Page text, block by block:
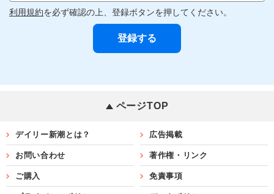
利用規約を必ず確認の上、登録ボタンを押してください。
ページTOP
デイリー新潮とは？ 広告掲載
お問い合わせ 著作権・リンク
ご購入 免責事項